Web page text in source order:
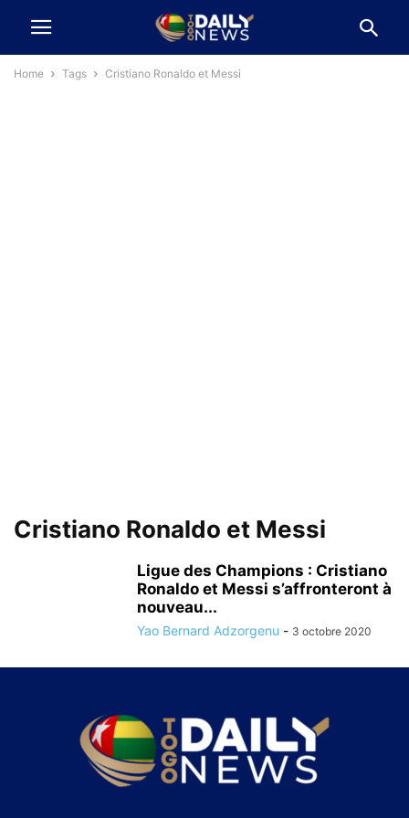
Home Tags Cristiano Ronaldo et Messi
Cristiano Ronaldo et Messi
Ligue des Champions : Cristiano
Ronaldo et Messi s’affronteront à
nouveau...
Yao Bernard Adzorgenu - 3 octobre 2020